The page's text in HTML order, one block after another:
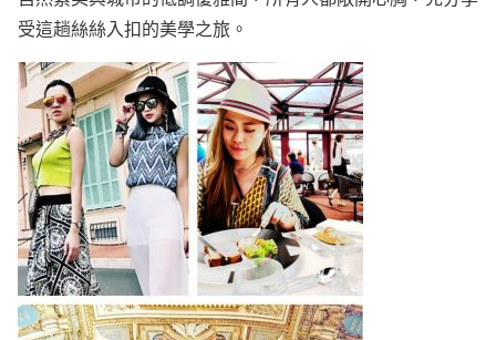
受這趟絲絲入扣的美學之旅。